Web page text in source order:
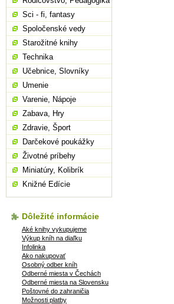
Sci - fi, fantasy
Spoločenské vedy
Starožitné knihy
Technika
Učebnice, Slovníky
Umenie
Varenie, Nápoje
Zabava, Hry
Zdravie, Šport
Darčekové poukážky
Životné príbehy
Miniatúry, Kolibrík
Knižné Edície
Dôležité informácie
Aké knihy vykupujeme
Výkup kníh na diaľku
Infolinka
Ako nakupovať
Osobný odber kníh
Odberné miesta v Čechách
Odberné miesta na Slovensku
Poštovné do zahraničia
Možnosti platby